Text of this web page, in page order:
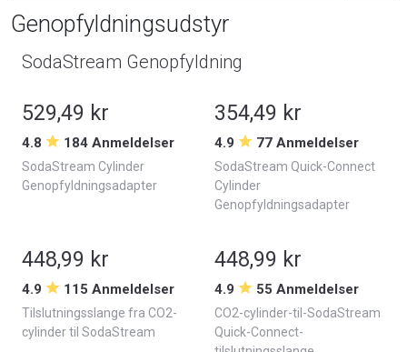
Genopfyldningsudstyr
SodaStream Genopfyldning
529,49 kr
4.8 184 Anmeldelser
SodaStream Cylinder
Genopfyldningsadapter
354,49 kr
4.9 77 Anmeldelser
SodaStream Quick-Connect
Cylinder
Genopfyldningsadapter
448,99 kr
4.9 115 Anmeldelser
Tilslutningsslange fra CO2-
cylinder til SodaStream
448,99 kr
4.9 55 Anmeldelser
CO2-cylinder-til-SodaStream
Quick-Connect-